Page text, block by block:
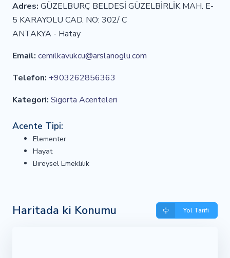
Adres: GÜZELBURÇ BELDESİ GÜZELBİRLİK MAH. E-
5 KARAYOLU CAD. NO: 302/ C
ANTAKYA - Hatay
Email: cemilkavukcu@arslanoglu.com
Telefon: +903262856363
Kategori: Sigorta Acenteleri
Acente Tipi:
Elementer
Hayat
Bireysel Emeklilik
Haritada ki Konumu Yol Tarifi